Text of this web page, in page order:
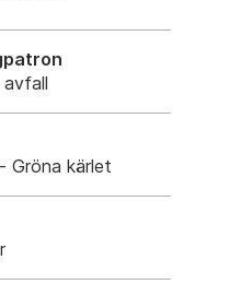
Gröna kärlet